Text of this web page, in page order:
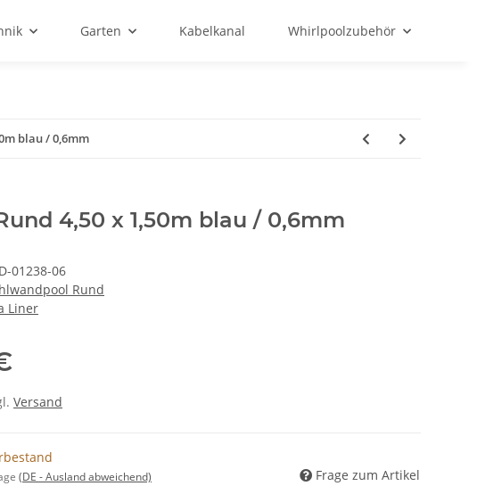
Garten Kabelkanal Whirlpoolzubehör
blau / 0,6mm
4,50 x 1,50m blau / 0,6mm
01238-06
Rund
Liner
Versand
(DE - Ausland abweichend) Frage zum Artikel